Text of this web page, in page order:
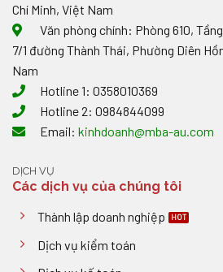
Chí Minh, Việt Nam
Văn phòng chính: Phòng 610,
7/1 đường Thành Thái, Phường Diên
Nam
Hotline 1: 0358010369
Hotline 2: 0984844099
Email: kinhdoanh@mba-au.com
DỊCH VỤ
Các dịch vụ của chúng tôi
Thành lập doanh nghiệp
Dịch vụ kiểm toán